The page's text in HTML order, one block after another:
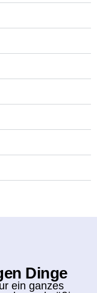
Dinge
ein ganzes